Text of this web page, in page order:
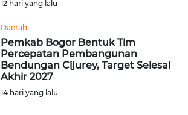
12 hari yang lalu
Daerah
Pemkab Bogor Bentuk Tim
Percepatan Pembangunan
Bendungan Cijurey, Target Selesai
Akhir 2027
14 hari yang lalu